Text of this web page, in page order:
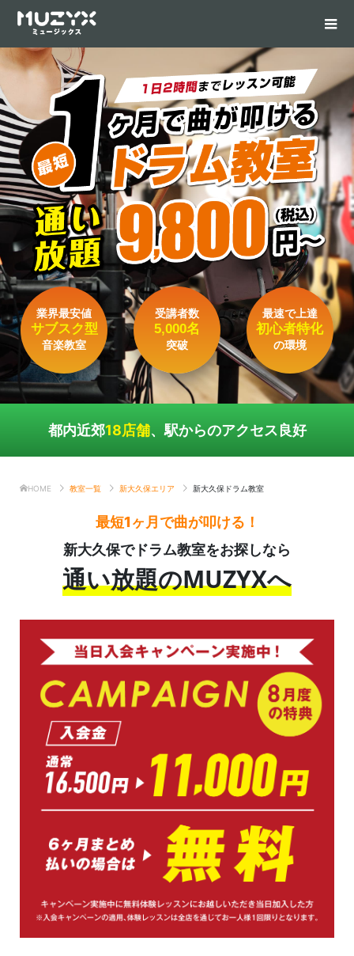
業界最安値
サブスク型
音楽教室
受講者数
5,000名
突破
最速で上達
初心者特化
の環境
都内近郊18店舗、駅からのアクセス良好
HOME 教室一覧 新大久保エリア 新大久保ドラム教室
最短1ヶ月で曲が叩ける！
新大久保でドラム教室をお探しなら
通い放題のMUZYXへ